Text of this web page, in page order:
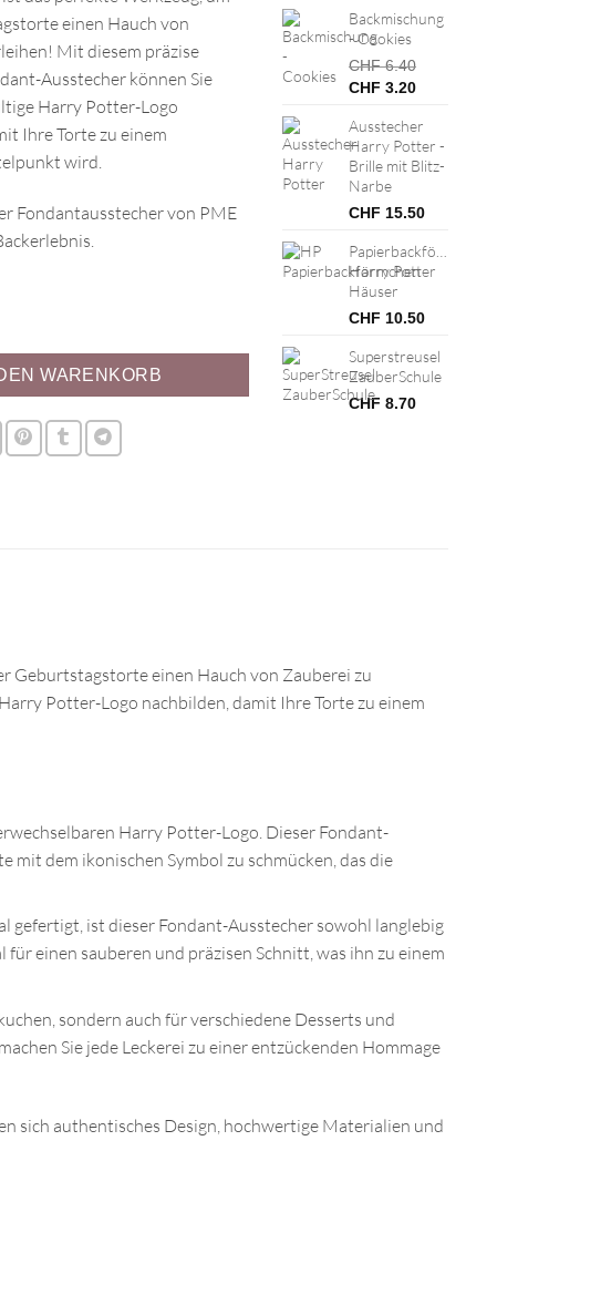
einen Hauch von
Mit diesem präzise
Ausstecher können Sie
Harry Potter-Logo
Ihre Torte zu einem
wird.
Fondantausstecher von PME
WARENKORB
Backmischung
- Cookies
CHF6.40
Ursprünglicher
war:
CHF 6.40
CHF 3.20Aktueller
ist:
CHF 3.20.
Ausstecher
Harry Potter -
Brille mit Blitz-
Narbe
CHF 15.50
Papierbackförmchen
Harry Potter
Häuser
CHF 10.50
Superstreusel
ZauberSchule
CHF 8.70
Geburtstagstorte einen Hauch von Zauberei zu
Potter-Logo nachbilden, damit Ihre Torte zu einem
Harry Potter-Logo. Dieser Fondant-
mit dem ikonischen Symbol zu schmücken, das die
ist dieser Fondant-Ausstecher sowohl langlebig
einen sauberen und präzisen Schnitt, was ihn zu einem
sondern auch für verschiedene Desserts und
Sie jede Leckerei zu einer entzückenden Hommage
sich authentisches Design, hochwertige Materialien und